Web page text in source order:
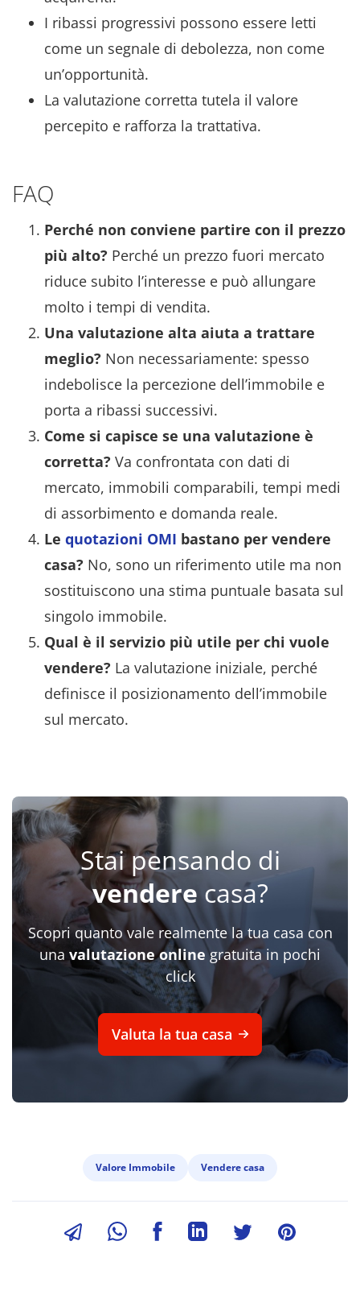
I ribassi progressivi possono essere letti
come un segnale di debolezza, non come
un’opportunità.
La valutazione corretta tutela il valore
percepito e rafforza la trattativa.
FAQ
Perché non conviene partire con il prezzo
più alto? Perché un prezzo fuori mercato
riduce subito l’interesse e può allungare
molto i tempi di vendita.
Una valutazione alta aiuta a trattare
meglio? Non necessariamente: spesso
indebolisce la percezione dell’immobile e
porta a ribassi successivi.
Come si capisce se una valutazione è
corretta? Va confrontata con dati di
mercato, immobili comparabili, tempi medi
di assorbimento e domanda reale.
Le quotazioni OMI bastano per vendere
casa? No, sono un riferimento utile ma non
sostituiscono una stima puntuale basata sul
singolo immobile.
Qual è il servizio più utile per chi vuole
vendere? La valutazione iniziale, perché
definisce il posizionamento dell’immobile
sul mercato.
Stai pensando di
vendere casa?
Scopri quanto vale realmente la tua casa con
una valutazione onlinegratuita in pochi
click
Valuta la tua casa
Valore Immobile Vendere casa